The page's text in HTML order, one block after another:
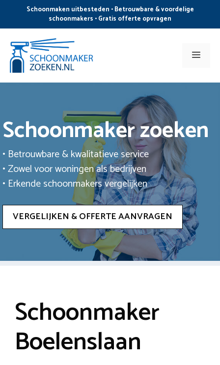
de
inhoud
Schoonmaken uitbesteden • Betrouwbare & voordelige
schoonmakers • Gratis offerte opvragen
Menu
Schoonmaker zoeken
• Betrouwbare & kwalitatieve service
• Zowel voor woningen als bedrijven
• Erkende schoonmakers vergelijken
VERGELIJKEN & OFFERTE AANVRAGEN
Schoonmaker
Boelenslaan